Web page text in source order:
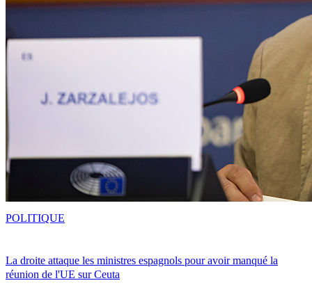
La droite attaque les ministres espagnols pour avoir manqué la
réunion de l'UE sur Ceuta
POLITIQUE